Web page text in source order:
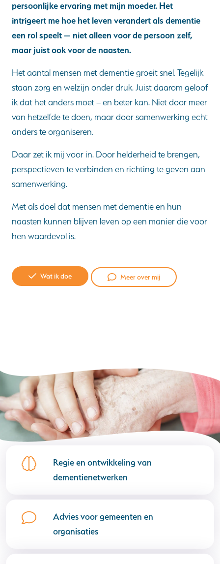
persoonlijke ervaring met mijn moeder. Het
intrigeert me hoe het leven verandert als dementie
een rol speelt — niet alleen voor de persoon zelf,
maar juist ook voor de naasten.
Het aantal mensen met dementie groeit snel. Tegelijk
staan zorg en welzijn onder druk. Juist daarom geloof
ik dat het anders moet – en beter kan. Niet door meer
van hetzelfde te doen, maar door samenwerking echt
anders te organiseren.
Daar zet ik mij voor in. Door helderheid te brengen,
perspectieven te verbinden en richting te geven aan
samenwerking.
Met als doel dat mensen met dementie en hun
naasten kunnen blijven leven op een manier die voor
hen waardevol is.
Wat ik doe Meer over mij
Regie en ontwikkeling van
dementienetwerken
Advies voor gemeenten en
organisaties